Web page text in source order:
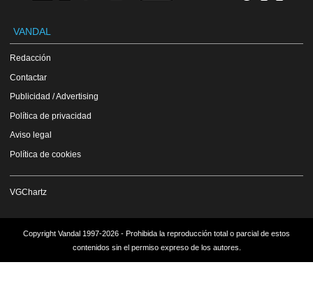
VANDAL
Redacción
Contactar
Publicidad / Advertising
Política de privacidad
Aviso legal
Política de cookies
VGChartz
Copyright Vandal 1997-2026 - Prohibida la reproducción total o parcial de estos
contenidos sin el permiso expreso de los autores.